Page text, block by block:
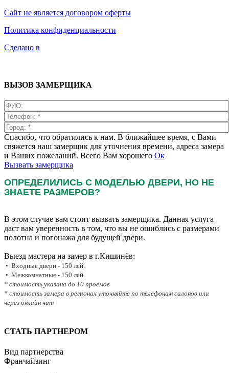
Сайт не является договором оферты
Политика конфиденциальности
Сделано в
ВЫЗОВ ЗАМЕРЩИКА
Спасибо, что обратились к нам. В ближайшее время, с Вами
свяжется наш замерщик для уточнения времени, адреса замера
и Ваших пожеланий. Всего Вам хорошего Ок
Вызвать замерщика
ОПРЕДЕЛИЛИСЬ С МОДЕЛЬЮ ДВЕРИ, НО НЕ
ЗНАЕТЕ РАЗМЕРОВ?
В этом случае вам стоит вызвать замерщика. Данная услуга
даст вам уверенность в том, что вы не ошиблись с размерами
полотна и погонажа для будущей двери.
Выезд мастера на замер в г.Кишинёв:
• Входные двери - 150 лей.
• Межкомнатные - 150 лей.
* стоимость указана до 10 проемов
* стоимость замера в регионах уточняйте по телефонам салонов или
через онлайн чат
СТАТЬ ПАРТНЕРОМ
Вид партнерства
Франчайзинг